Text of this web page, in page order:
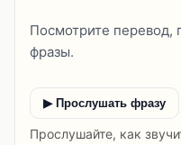
Посмотрите перевод,
фразы.
▶ Прослушать фразу
Прослушайте, как